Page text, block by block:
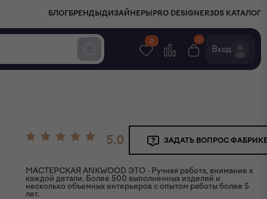
БЛОГ БРЕНДЫ ДИЗАЙНЕРЫ PRO DESIGNER3DS КАТАЛОГ
0 0
Вход
5.0 ЗАДАТЬ ВОПРОС
МАСТЕРСКАЯ ANKWOOD ЭТО - Ручная работа, внимание к
каждой детали. Более 500 выполненных изделий и
несколько объемных интерьеров с опытом работы более 5
лет.